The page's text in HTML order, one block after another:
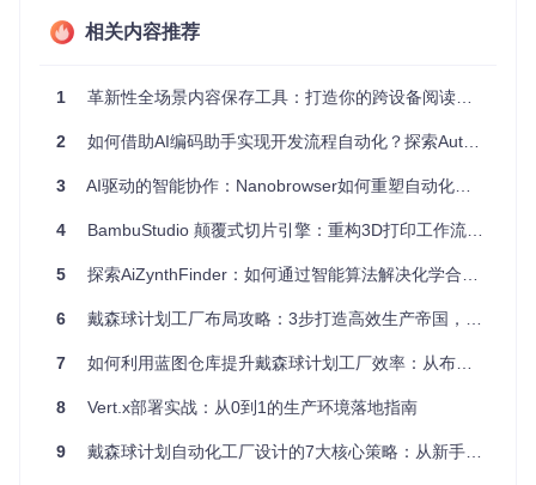
境的极客，全被这种“一次出错，全盘皆输”的脆弱架构坑得连
底裤都不剩。
报错现象总结： 在 Hermes-Agent 原生的多智能体协同场
景中，由于底层缺乏系统化的Agent 工作流容错机制，面
框架仅提供最基础的“死循环重试（Simple Retry）”。这极
因重试超限抛出TaskFailedException。整个流水线缺
解）能力，导致容错率极低，根本无法在复杂的生产环境
真实的业务场景里处处都是 Sad Path。今天我们直接扒开调
的。
撕开 Orchestrator._run_step的遮羞布：
为什么单线Retry救不了复杂的 Agent？
相关内容推荐
1 革新性全场景内容保存工具：打造你的跨设备阅读生态
2 如何借助AI编码助手实现开发流程自动化？探索Auto-Claude的多智能体协作模式
3 AI驱动的智能协作：Nanobrowser如何重塑自动化效率边界
4 BambuStudio 颠覆式切片引擎：重构3D打印工作流的效率革命
5 探索AiZynthFinder：如何通过智能算法解决化学合成规划难题
6 戴森球计划工厂布局攻略：3步打造高效生产帝国，避坑指南与蓝图应用完全手册
7 如何利用蓝图仓库提升戴森球计划工厂效率：从布局困境到产能飞跃
8 Vert.x部署实战：从0到1的生产环境落地指南
9 戴森球计划自动化工厂设计的7大核心策略：从新手到星际工程师的进阶指南